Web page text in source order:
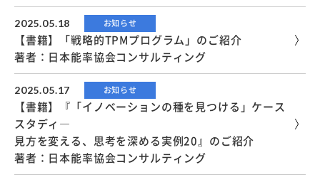
2025.05.18 お知らせ
【書籍】「戦略的TPMプログラム」のご紹介
著者：日本能率協会コンサルティング
2025.05.17 お知らせ
【書籍】『「イノベーションの種を見つける」ケース
スタディ―
見方を変える、思考を深める実例20』のご紹介
著者：日本能率協会コンサルティング